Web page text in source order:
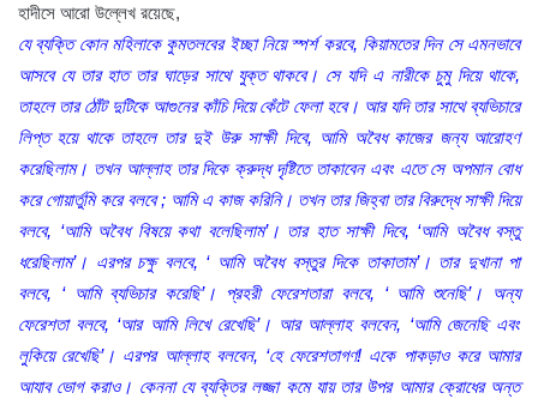
হাদীসে আরো উল্লেখ রয়েছে,
যে ব্যক্তি কোন মহিলাকে কুমতলবের ইচ্ছা নিয়ে স্পর্শ করবে, কিয়ামতের দিন সে এমনভাবে
আসবে যে তার হাত তার ঘাড়ের সাথে যুক্ত থাকবে। সে যদি এ নারীকে চুমু দিয়ে থাকে,
তাহলে তার ঠোঁট দুটিকে আগুনের কাঁচি দিয়ে কেঁটে ফেলা হবে। আর যদি তার সাথে ব্যভিচারে
লিপ্ত হয়ে থাকে তাহলে তার দুই উরু সাক্ষী দিবে, আমি অবৈধ কাজের জন্য আরোহণ
করেছিলাম। তখন আল্লাহ তার দিকে ক্রুদ্ধ দৃষ্টিতে তাকাবেন এবং এতে সে অপমান বোধ
করে গোয়ার্তুমি করে বলবে ; আমি এ কাজ করিনি। তখন তার জিহ্বা তার বিরুদ্ধে সাক্ষী দিয়ে
বলবে, ‘আমি অবৈধ বিষয়ে কথা বলেছিলাম’। তার হাত সাক্ষী দিবে, ‘আমি অবৈধ বস্তু
ধরেছিলাম’। এরপর চক্ষু বলবে, ‘ আমি অবৈধ বস্তুর দিকে তাকাতাম’। তার দুখানা পা
বলবে, ‘ আমি ব্যভিচার করেছি’। প্রহরী ফেরেশতারা বলবে, ‘ আমি শুনেছি’। অন্য
ফেরেশতা বলবে, ‘আর আমি লিখে রেখেছি’। আর আল্লাহ বলবেন, ‘আমি জেনেছি এবং
লুকিয়ে রেখেছি’। এরপর আল্লাহ বলবেন, ‘হে ফেরেশতাগণ! একে পাকড়াও করে আমার
আযাব ভোগ করাও। কেননা যে ব্যক্তির লজ্জা কমে যায় তার উপর আমার ক্রোধের অন্ত